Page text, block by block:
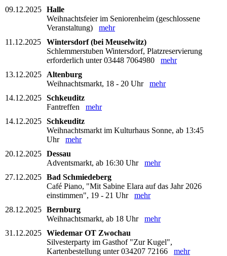
09.12.2025 Halle
Weihnachtsfeier im Seniorenheim (geschlossene
Veranstaltung) mehr
11.12.2025
Wintersdorf (bei Meuselwitz)
Schlemmerstuben Wintersdorf, Platzreservierung
erforderlich unter 03448 7064980 mehr
13.12.2025
Altenburg
Weihnachtsmarkt, 18 - 20 Uhr mehr
14.12.2025 Schkeuditz
Fantreffen mehr
14.12.2025 Schkeuditz
Weihnachtsmarkt im Kulturhaus Sonne, ab 13:45
Uhr mehr
20.12.2025 Dessau
Adventsmarkt, ab 16:30 Uhr mehr
27.12.2025 Bad Schmiedeberg
Café Piano, "Mit Sabine Elara auf das Jahr 2026
einstimmen", 19 - 21 Uhr mehr
28.12.2025 Bernburg
Weihnachtsmarkt, ab 18 Uhr mehr
31.12.2025 Wiedemar OT Zwochau
Silvesterparty im Gasthof "Zur Kugel",
Kartenbestellung unter 034207 72166 mehr